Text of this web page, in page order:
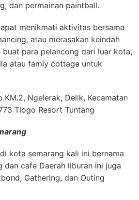
dan permainan paintball.
menikmati aktivitas bersama
atau merasakan keindah
para pelancong dari luar kota,
atau famly cottage untuk
Ngelerak, Delik, Kecamatan
Tlogo Resort Tuntang
kota semarang kali ini bernama
dan cafe Daerah liburan ini juga
Gathering, dan Outing